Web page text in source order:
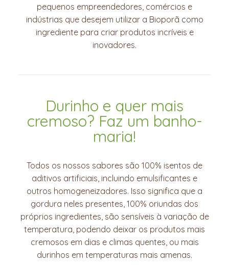
pequenos empreendedores, comércios e
indústrias que desejem utilizar a Bioporã como
ingrediente para criar produtos incríveis e
inovadores.
Durinho e quer mais
cremoso? Faz um banho-
maria!
Todos os nossos sabores são 100% isentos de
aditivos artificiais, incluindo emulsificantes e
outros homogeneizadores. Isso significa que a
gordura neles presentes, 100% oriundas dos
próprios ingredientes, são sensíveis à variação de
temperatura, podendo deixar os produtos mais
cremosos em dias e climas quentes, ou mais
durinhos em temperaturas mais amenas.